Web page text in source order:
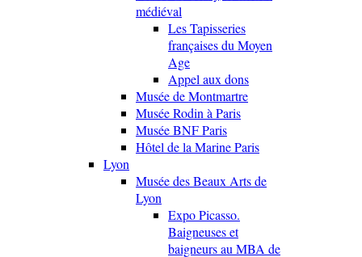
médiéval
Les Tapisseries
françaises du Moyen
Age
Appel aux dons
Musée de Montmartre
Musée Rodin à Paris
Musée BNF Paris
Hôtel de la Marine Paris
Lyon
Musée des Beaux Arts de
Lyon
Expo Picasso.
Baigneuses et
baigneurs au MBA de